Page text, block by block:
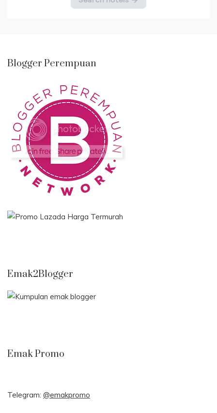
Blogger Perempuan
Emak2Blogger
Emak Promo
Telegram: @emakpromo